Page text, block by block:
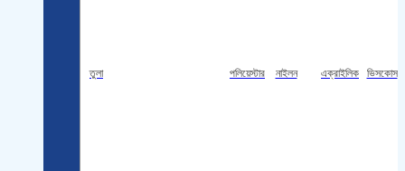
তুলা পলিয়েস্টার নাইলন এক্রাইলিক ভিসকোস